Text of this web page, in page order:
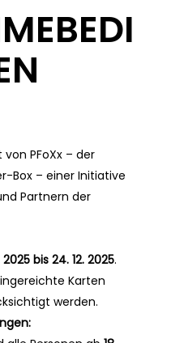
PFoXx – der
Box – einer Initiative
Partnern der
2025 bis 24. 12. 2025.
Karten
werden.